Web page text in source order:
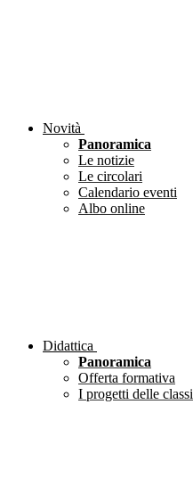
Novità
Panoramica
Le notizie
Le circolari
Calendario eventi
Albo online
Didattica
Panoramica
Offerta formativa
I progetti delle classi